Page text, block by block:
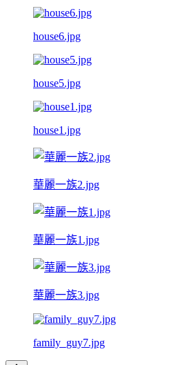
house6.jpg
house5.jpg
house1.jpg
華麗一族2.jpg
華麗一族1.jpg
華麗一族3.jpg
family_guy7.jpg